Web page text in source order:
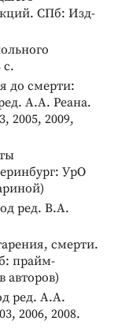
СПб: Изд-
с.
до смерти:
А.А. Реана.
2005, 2009,
УрО
ред. В.А.
смерти.
прайм-
авторов)
ред. А.А.
2006, 2008.